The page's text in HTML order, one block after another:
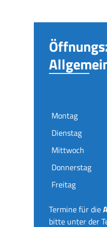
Montag
Dienstag
Mittwoch
Donnerstag
Freitag
Termine für die
bitte unter der